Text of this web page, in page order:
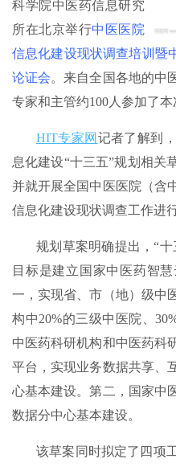
科学院中医药信息研究
所在北京举行中医医院
信息化建设现状调查培训暨
论证会。来自全国各地的中
专家和主管约100人参加了本
HIT专家网 记者了解到
息化建设“十三五”规划相关
并就开展全国中医医院（含
信息化建设现状调查工作进
规划草案明确提出，“
目标是建立国家中医药智
一，实现省、市（地）级中
构中20%的三级中医院、
中医药科研机构和中医药科
平台，实现业务数据共享、
心基本建设。第二，国家中
数据分中心基本建设。
该草案同时拟定了四项